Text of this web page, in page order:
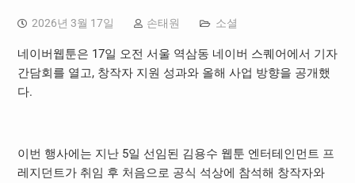
2026년 3월 17일 손태원 소셜
네이버웹툰은 17일 오전 서울 역삼동 네이버 스퀘어에서 기자
간담회를 열고, 창작자 지원 성과와 올해 사업 방향을 공개했
다.
이번 행사에는 지난 5일 선임된 김용수 웹툰 엔터테인먼트 프
레지던트가 취임 후 처음으로 공식 석상에 참석해 창작자와